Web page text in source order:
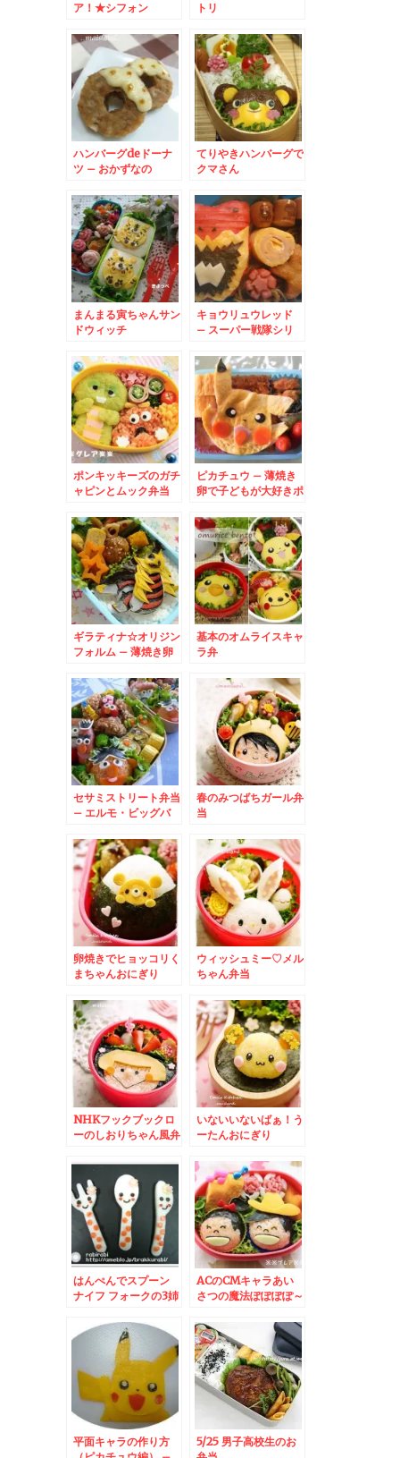
ア！★シフォン
トリ
ハンバーグdeドーナ
ツ – おかずなの
ーツ弁
てりやきハンバーグで
クマさん
まんまる寅ちゃんサン
ドウィッチ
キョウリュウレッド
– スーパー戦隊シリ
ーのリーダー♪
ポンキッキーズのガチ
ャピンとムック弁当
ピカチュウ – 薄焼き
卵で子どもが大好きポ
愛いキャラに♪
ギラティナ☆オリジン
フォルム – 薄焼き卵
基本のオムライスキャ
ラ弁
セサミストリート弁当
– エルモ・ビッグバ
ニー・バード大集合
春のみつばちガール弁
当
卵焼きでヒョッコリく
まちゃんおにぎり
ウィッシュミー♡メル
ちゃん弁当
NHKフックブックロ
ーのしおりちゃん風弁
いないいないばぁ！う
ーたんおにぎり
はんぺんでスプーン
ナイフ フォークの3姉
ACのCMキャラあい
さつの魔法ぽぽぽぽ～
平面キャラの作り方
5/25 男子高校生のお